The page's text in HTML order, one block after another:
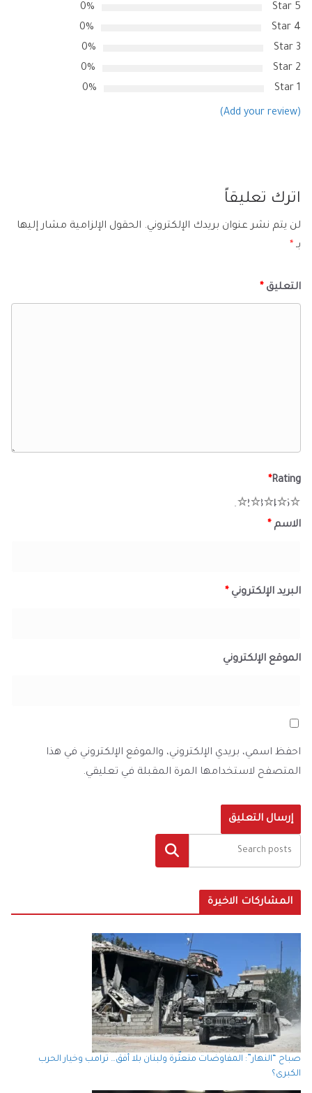
5 Star
0%
4 Star
0%
3 Star
0%
2 Star
0%
1 Star
0%
(Add your review)
اترك تعليقاً
لن يتم نشر عنوان بريدك الإلكتروني. الحقول الإلزامية مشار إليها
بـ *
التعليق *
Rating
*
5
4
3
2
الاسم *
البريد الإلكتروني *
الموقع الإلكتروني
احفظ اسمي، بريدي الإلكتروني، والموقع الإلكتروني في هذا
المتصفح لاستخدامها المرة المقبلة في تعليقي.
البحث
المشاركات الاخيرة
صباح “النهار”: المفاوضات متعثّرة ولبنان بلا أفق… ترامب وخيار الحرب
الكبرى؟